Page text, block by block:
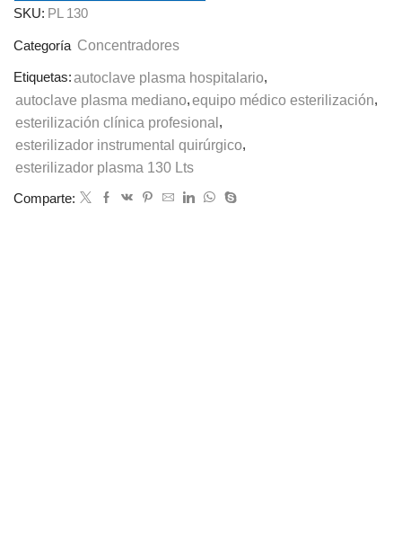
SKU: PL 130
Categoría Concentradores
Etiquetas:autoclave plasma hospitalario,
autoclave plasma mediano,equipo médico esterilización,
esterilización clínica profesional ,
esterilizador instrumental quirúrgico,
esterilizador plasma 130 Lts
Comparte: